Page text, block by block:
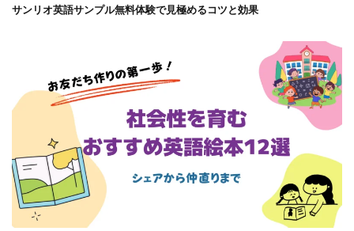
サンリオ英語サンプル無料体験で見極めるコツと効果